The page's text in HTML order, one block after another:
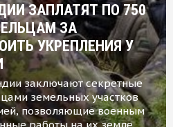
ЗАПЛАТЯТ ПО 750
ЗА
УКРЕПЛЕНИЯ У
заключают секретные
земельных участков
позволяющие военным